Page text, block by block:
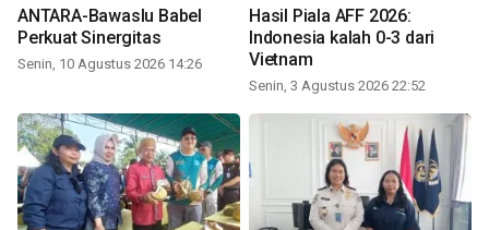
ANTARA-Bawaslu Babel
Perkuat Sinergitas
Senin, 10 Agustus 2026 14:26
Hasil Piala AFF 2026:
Indonesia kalah 0-3 dari
Vietnam
Senin, 3 Agustus 2026 22:52